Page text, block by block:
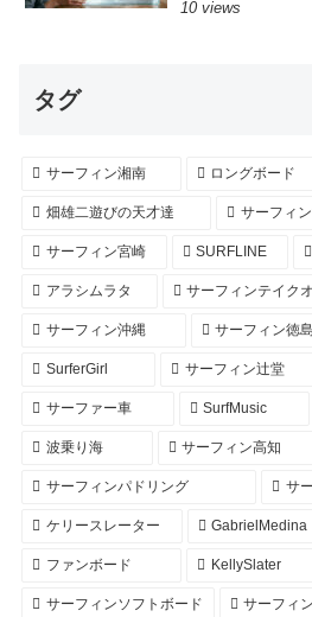
10 views
タグ
サーフィン湘南 ロングボード
畑雄二遊びの天才達 サーフィ
サーフィン宮崎 SURFLINE
アラシムラタ サーフィンテイク
サーフィン沖縄 サーフィン徳島
SurferGirl サーフィン辻堂
サーファー車 SurfMusic
波乗り海 サーフィン高知
サーフィンパドリング サ
ケリースレーター GabrielMedina
ファンボード KellySlater
サーフィンソフトボード サーフィ